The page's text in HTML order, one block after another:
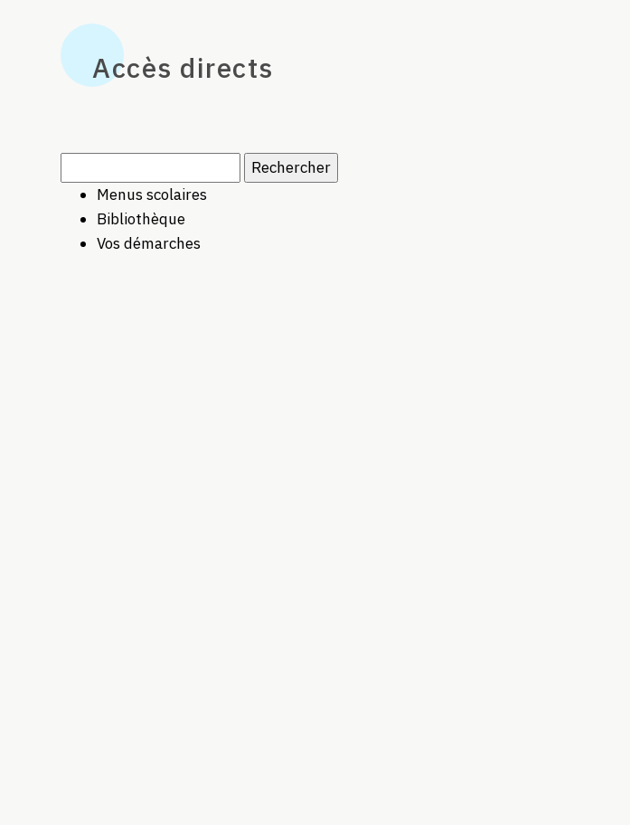
Accès directs
Menus scolaires
Bibliothèque
Vos démarches